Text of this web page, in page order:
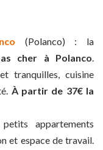
(Polanco) : la
cher à Polanco.
tranquilles, cuisine
À partir de 37€ la
appartements
et espace de travail.